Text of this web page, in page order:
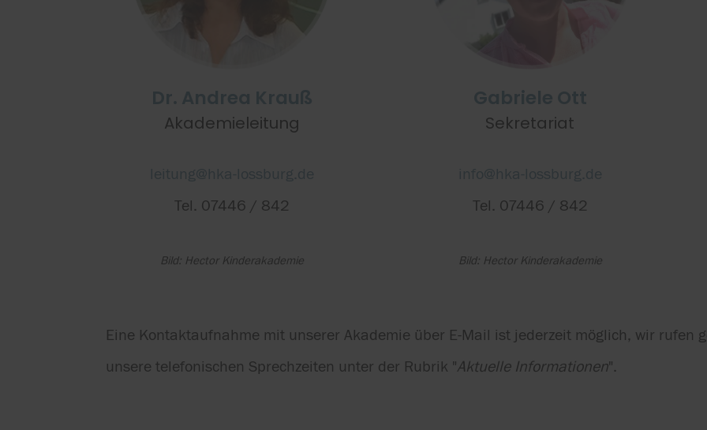
Akademieleitung
Tel. 07446 / 842
Bild: Hector Kinderakademie
Sekretariat
Tel. 07446 / 842
Bild: Hector Kinderakademie
Eine Kontaktaufnahme mit unserer Akademie über E-Mail ist jederzeit möglich, wir rufen
unsere telefonischen Sprechzeiten unter der Rubrik "Aktuelle Informationen".